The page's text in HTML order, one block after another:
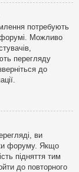
потребують
форумі. Можливо
перегляду
до
ви
форуму. Якщо
підняття тим
до повторного